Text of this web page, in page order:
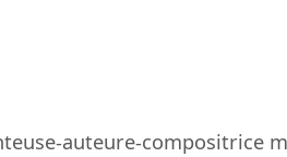
auteure-compositrice